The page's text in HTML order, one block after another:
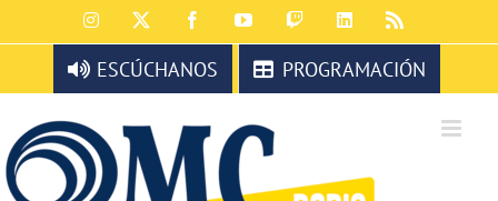
al
contenido
Instagram FacebookYouTubeTwitchLinkedIn
ESCÚCHANOS PROGRAMACIÓN